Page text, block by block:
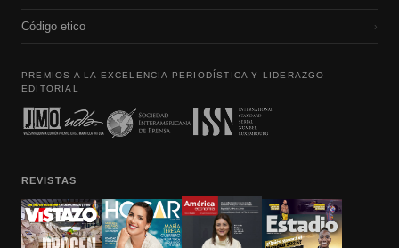
Código etico ›
PREMIOS A LA EXCELENCIA PERIODÍSTICA Y LIDERAZGO
EDITORIAL
REVISTAS